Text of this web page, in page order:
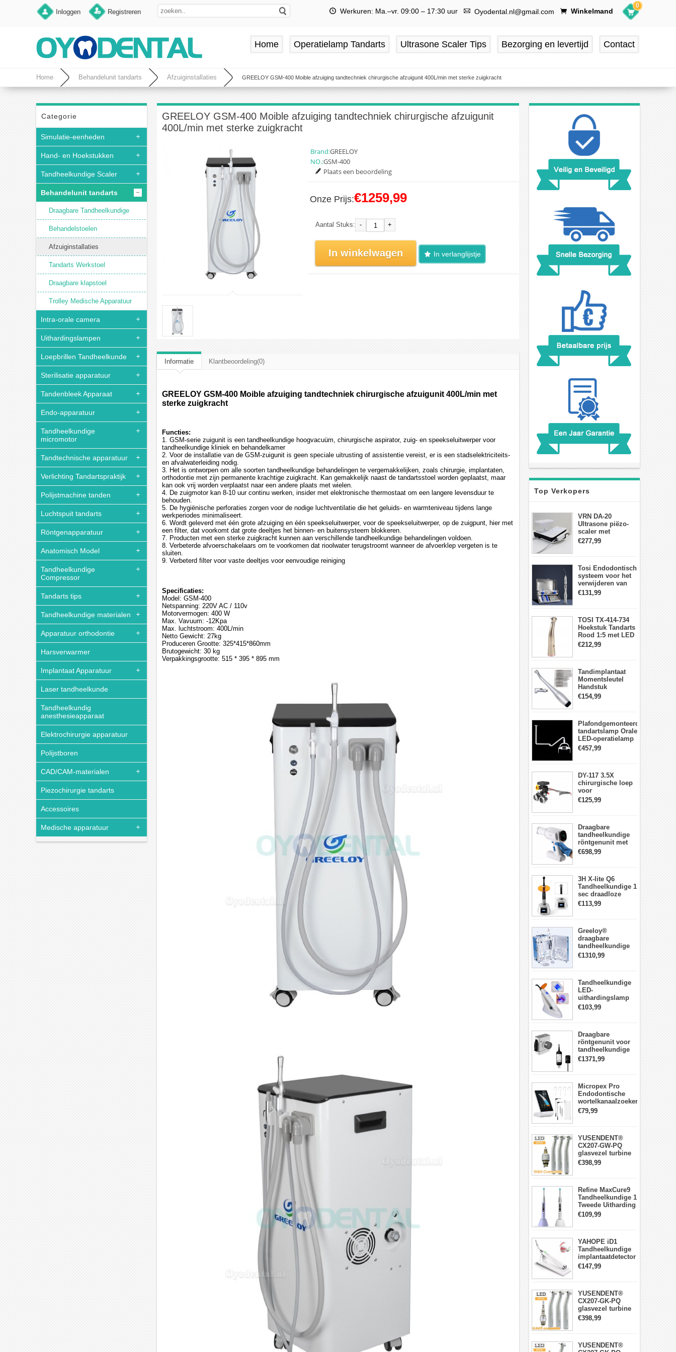
Inloggen Registreren Werkuren: Ma.–vr. 09:00 – 17:30 uur Oyodental.nl@gmail.com Winkelmand
0
Home Operatielamp Tandarts Ultrasone Scaler Tips Bezorging en levertijd Contact
Home Behandelunit tandarts Afzuiginstallaties GREELOY GSM-400 Moible afzuiging tandtechniek chirurgische afzuigunit 400L/min met sterke zuigkracht
Categorie
Simulatie-eenheden
Hand- en Hoekstukken
Tandheelkundige Scaler
Behandelunit tandarts
Draagbare Tandheelkundige
Behandelstoelen
Afzuiginstallaties
Tandarts Werkstoel
Draagbare klapstoel
Trolley Medische Apparatuur
Intra-orale camera
Uithardingslampen
Loepbrillen Tandheelkunde
Sterilisatie apparatuur
Tandenbleek Apparaat
Endo-apparatuur
Tandheelkundige
micromotor
Tandtechnische apparatuur
Verlichting Tandartspraktijk
Polijstmachine tanden
Luchtspuit tandarts
Röntgenapparatuur
Anatomisch Model
Tandheelkundige
Compressor
Tandarts tips
Tandheelkundige materialen
Apparatuur orthodontie
Harsverwarmer
Implantaat Apparatuur
Laser tandheelkunde
Tandheelkundig
anesthesieapparaat
Elektrochirurgie apparatuur
Polijstboren
CAD/CAM-materialen
Piezochirurgie tandarts
Accessoires
Medische apparatuur
Top Verkopers
VRN DA-20
Ultrasone piëzo-
scaler met
waterfles Fit EMS
draadloos
€277,99
Tosi Endodontisch
systeem voor het
verwijderen van
gebroken vijlen
wortelkanaalvijlextractorkit
€131,99
TOSI TX-414-734
Hoekstuk Tandarts
Rood 1:5 met LED
Licht Mini hoofd
€212,99
Tandimplantaat
Momentsleutel
Handstuk
Universele met 12
Schroevendraaiers
€154,99
Plafondgemonteerde
tandartslamp Orale
LED-operatielamp
Examenschaduwloze
6 LED-lens met
€457,99
DY-117 3.5X
chirurgische loep
voor
tandheelkunde +
DY-010 draadloze
€125,99
Draagbare
tandheelkundige
röntgenunit met
hoge frequentie
intraorale
€698,99
3H X-lite Q6
Tandheelkundige 1
sec draadloze
LED-
Uithardingslamp
behuizing
€113,99
Greeloy®
draagbare
tandheelkundige
Eenheid met
luchtCompressor
ultrasone scaler)
€1310,99
Tandheelkundige
LED-
uithardingslamp
Draadloos met
lichtmeter 2000
€103,99
Draagbare
röntgenunit voor
tandheelkundige
apparatuur met
hoge frequentie +
€1371,99
Micropex Pro
Endodontische
wortelkanaalzoeker
Apex Locator voor
kanaallengtemeting
€79,99
YUSENDENT®
CX207-GW-PQ
glasvezel turbine
handstuk W&H
compatibel
€398,99
Refine MaxCure9
Tandheelkundige 1
Tweede Uitharding
LED-
uithardingslamp
€109,99
YAHOPE iD1
Tandheelkundige
implantaatdetector
implantaatlocator
slimme
€147,99
YUSENDENT®
CX207-GK-PQ
glasvezel turbine
handstuk KAVO-
compatibel
x3)
€398,99
YUSENDENT®
GREELOY GSM-400 Moible afzuiging tandtechniek chirurgische afzuigunit
400L/min met sterke zuigkracht
Brand:GREELOY
NO.:GSM-400
Plaats een beoordeling
Onze Prijs:€1259,99
Aantal Stuks: - +
In winkelwagen In verlanglijstje
Informatie Klantbeoordeling(0)
GREELOY GSM-400 Moible afzuiging tandtechniek chirurgische afzuigunit 400L/min met
sterke zuigkracht
Functies:
1. GSM-serie zuigunit is een tandheelkundige hoogvacuüm, chirurgische aspirator, zuig- en speekseluitwerper voor
tandheelkundige kliniek en behandelkamer
2. Voor de installatie van de GSM-zuigunit is geen speciale uitrusting of assistentie vereist, er is een stadselektriciteits-
en afvalwaterleiding nodig.
3. Het is ontworpen om alle soorten tandheelkundige behandelingen te vergemakkelijken, zoals chirurgie, implantaten,
orthodontie met zijn permanente krachtige zuigkracht. Kan gemakkelijk naast de tandartsstoel worden geplaatst, maar
kan ook vrij worden verplaatst naar een andere plaats met wielen.
4. De zuigmotor kan 8-10 uur continu werken, insider met elektronische thermostaat om een langere levensduur te
behouden.
5. De hygiënische perforaties zorgen voor de nodige luchtventilatie die het geluids- en warmteniveau tijdens lange
werkperiodes minimaliseert.
6. Wordt geleverd met één grote afzuiging en één speekseluitwerper, voor de speekseluitwerper, op de zuigpunt, hier met
een filter, dat voorkomt dat grote deeltjes het binnen- en buitensysteem blokkeren.
7. Producten met een sterke zuigkracht kunnen aan verschillende tandheelkundige behandelingen voldoen.
8. Verbeterde afvoerschakelaars om te voorkomen dat rioolwater terugstroomt wanneer de afvoerklep vergeten is te
sluiten.
9. Verbeterd filter voor vaste deeltjes voor eenvoudige reiniging
Specificaties:
Model: GSM-400
Netspanning: 220V AC / 110v
Motorvermogen: 400 W
Max. Vavuum: -12Kpa
Max. luchtstroom: 400L/min
Netto Gewicht: 27kg
Produceren Grootte: 325*415*860mm
Brutogewicht: 30 kg
Verpakkingsgrootte: 515 * 395 * 895 mm